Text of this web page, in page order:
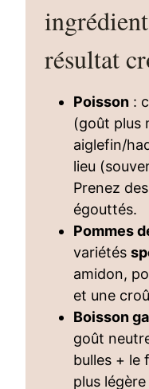
résultat
Poisson :
(goût plus
aiglefin/
lieu
Prenez
égouttés.
Pommes
variétés
amidon,
et une
Boisson
goût
bulles + le
plus